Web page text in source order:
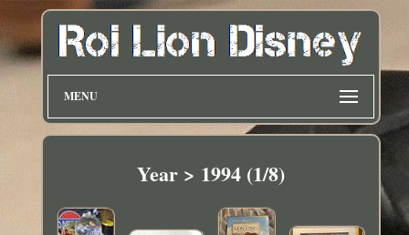
MENU
Year > 1994 (1/8)